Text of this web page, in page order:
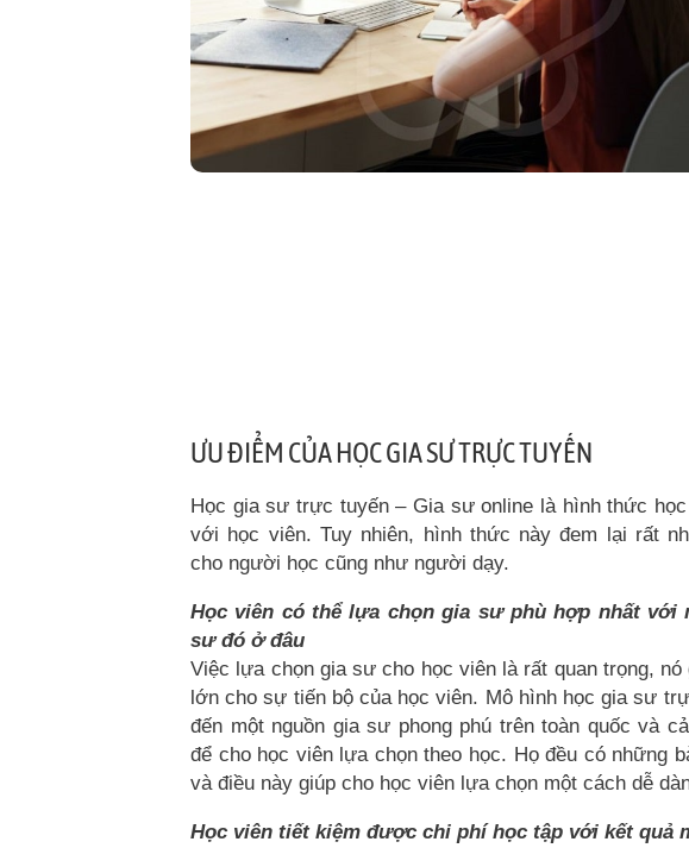
ƯU ĐIỂM CỦA HỌC GIA SƯ TRỰC TUYẾN
Học gia sư trực tuyến – Gia sư online là hình thức
với học viên. Tuy nhiên, hình thức này đem lại rất
cho người học cũng như người dạy.
Học viên có thể lựa chọn gia sư phù hợp nhất với
sư đó ở đâu
Việc lựa chọn gia sư cho học viên là rất quan trọng, nó
lớn cho sự tiến bộ của học viên. Mô hình học gia sư
đến một nguồn gia sư phong phú trên toàn quốc và
để cho học viên lựa chọn theo học. Họ đều có những
và điều này giúp cho học viên lựa chọn một cách dễ
Học viên tiết kiệm được chi phí học tập với kết quả